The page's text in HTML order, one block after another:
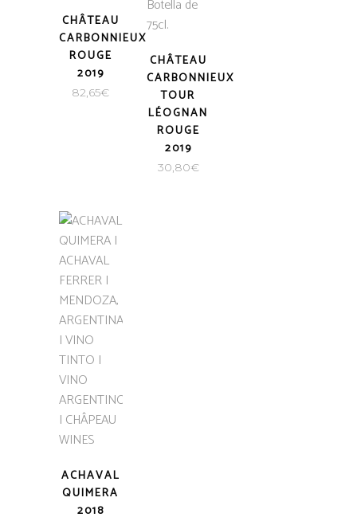
CHÂTEAU
CARBONNIEUX
ROUGE
2019
82,65€
CHÂTEAU
CARBONNIEUX
TOUR
LÉOGNAN
ROUGE
2019
30,80€
ACHAVAL
QUIMERA
2018